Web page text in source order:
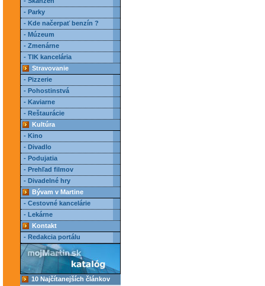
- Parky
- Kde načerpať benzín ?
- Múzeum
- Zmenárne
- TIK kancelária
Stravovanie
- Pizzerie
- Pohostinstvá
- Kaviarne
- Reštaurácie
Kultúra
- Kino
- Divadlo
- Podujatia
- Prehľad filmov
- Divadelné hry
Bývam v Martine
- Cestovné kancelárie
- Lekárne
Kontakt
- Redakcia portálu
10 Najčítanejších článkov